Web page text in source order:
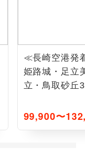
≪長崎空港発
姫路城・足立
立・鳥取砂丘
99,900〜